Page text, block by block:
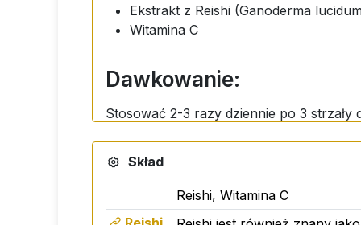
Ekstrakt z Reishi (Ganoderma
Witamina C
Dawkowanie:
Stosować 2-3 razy dziennie po 3 strzały
Składniki:
Ekstrakt uzyskany metodą podwójnej
oczyszczona, etanol, sorbinian potasu.
Skład
Reishi, Witamina C